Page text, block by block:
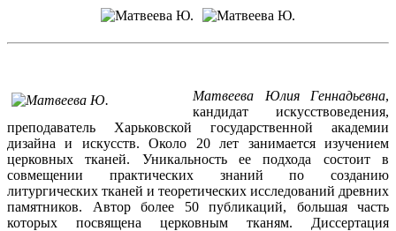
Матвеева Юлия Геннадьевна,
кандидат искусствоведения,
преподаватель Харьковской государственной академии
дизайна и искусств. Около 20 лет занимается изучением
церковных тканей. Уникальность ее подхода состоит в
совмещении практических знаний по созданию
литургических тканей и теоретических исследований древних
памятников. Автор более 50 публикаций, большая часть
которых посвящена церковным тканям. Диссертация